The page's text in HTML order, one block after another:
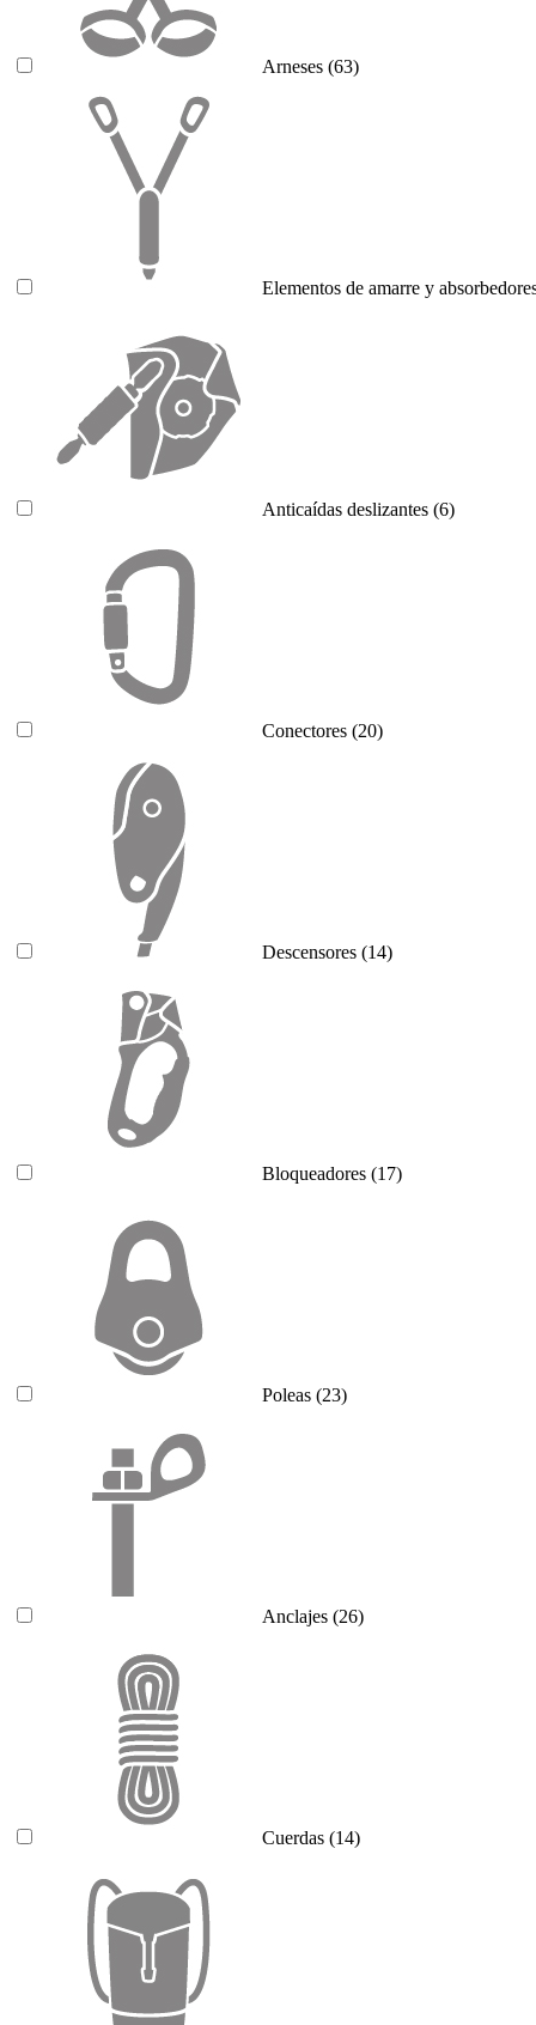
Arneses (63)
Elementos de amarre y
Anticaídas deslizantes (6)
Conectores (20)
Descensores (14)
Bloqueadores (17)
Poleas (23)
Anclajes (26)
Cuerdas (14)